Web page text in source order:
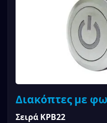
Διακόπτες με
Σειρά KPB22